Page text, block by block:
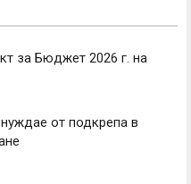
за Бюджет 2026 г. на
от подкрепа в